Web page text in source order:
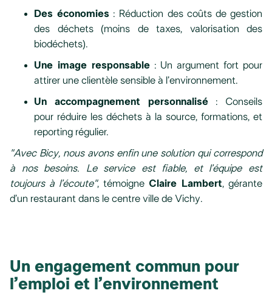
Des économies : Réduction des coûts de gestion
des déchets (moins de taxes, valorisation des
biodéchets).
Une image responsable: Un argument fort pour
attirer une clientèle sensible à l’environnement.
Un accompagnement personnalisé : Conseils
pour réduire les déchets à la source, formations, et
reporting régulier.
"Avec Bicy, nous avons enfin une solution qui correspond
à nos besoins. Le service est fiable, et l’équipe est
toujours à l’écoute", témoigne Claire Lambert, gérante
d’un restaurant dans le centre ville de Vichy.
Un engagement commun pour
l’emploi et l’environnement